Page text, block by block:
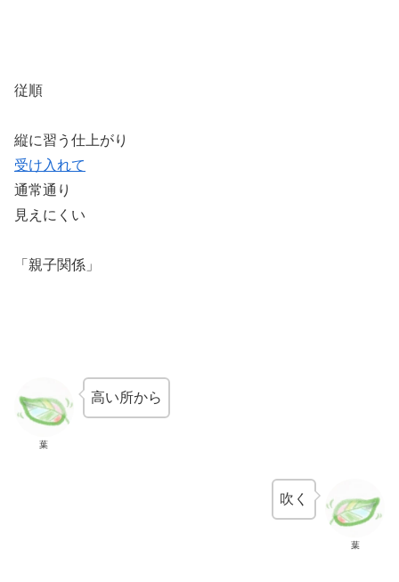
従順
縦に習う仕上がり
受け入れて
通常通り
見えにくい
「親子関係」
葉
高い所から
葉
吹く